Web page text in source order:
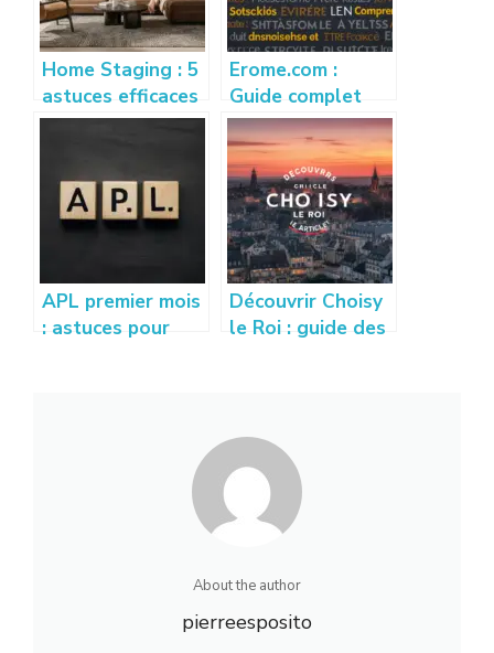
Home Staging : 5
astuces efficaces
pour vendre son
rapidement
Erome.com :
Guide complet
pour comprendre
et utiliser la
plateforme
APL premier mois
: astuces pour
Découvrir Choisy
le Roi : guide des
About the author
pierreesposito